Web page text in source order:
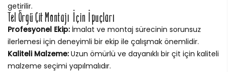
getirilir.
Tel Örgü Çit Montajı İçin İpuçları
Profesyonel Ekip:İmalat ve montaj sürecinin sorunsuz
ilerlemesi için deneyimli bir ekip ile çalışmak önemlidir.
Kaliteli Malzeme:Uzun ömürlü ve dayanıklı bir çit için kaliteli
malzeme seçimi yapılmalıdır.